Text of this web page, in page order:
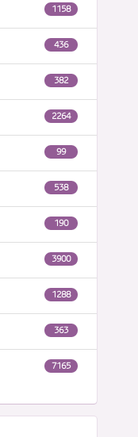
1158
436
382
2264
99
538
190
3900
1288
363
7165